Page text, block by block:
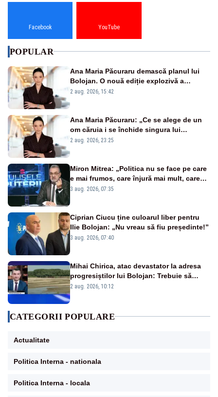
Facebook YouTube
POPULAR
Ana Maria Păcuraru demască planul lui
Bolojan. O nouă ediție explozivă a
emisiunii „Miza Zilei” la Realitatea PLUS
2 aug. 2026, 15:42
Ana Maria Păcuraru: „Ce se alege de un
om căruia i se închide singura lui
portiță?”
2 aug. 2026, 23:25
Miron Mitrea: „Politica nu se face pe care
e mai frumos, care înjură mai mult, care
țipă mai tare, ci pe proiecte”
3 aug. 2026, 07:35
Ciprian Ciucu ține culoarul liber pentru
Ilie Bolojan: „Nu vreau să fiu președinte!”
3 aug. 2026, 07:40
Mihai Chirica, atac devastator la adresa
progresiștilor lui Bolojan: Trebuie să
protejăm și natura, dar nu șținem omaneii
2 aug. 2026, 10:12
CATEGORII POPULARE
Actualitate
Politica Interna - nationala
Politica Interna - locala